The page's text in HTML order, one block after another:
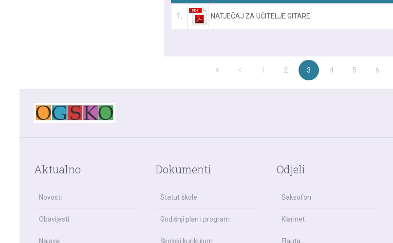
1. NATJEČAJ ZA UČITELJE GITARE
1 2 3 4 5 6
Aktualno
Novosti
Obavijesti
Najave
Dokumenti
Statut škole
Godišnji plan i program
Školski kurikulum
Odjeli
Saksofon
Klarinet
Flauta